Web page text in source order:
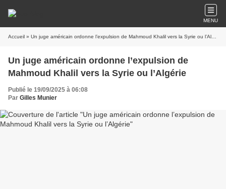
MENU
Accueil » Un juge américain ordonne l’expulsion de Mahmoud Khalil vers la Syrie ou l’Algérie
Un juge américain ordonne l’expulsion de
Mahmoud Khalil vers la Syrie ou l’Algérie
Publié le 19/09/2025 à 06:08
Par Gilles Munier